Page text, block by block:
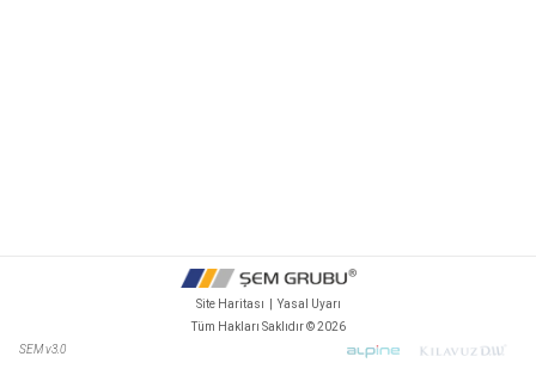
Site Haritası
Yasal Uyarı
Tüm Hakları Saklıdır © 2026
SEM v3.0